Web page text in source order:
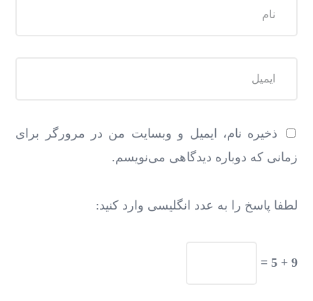
ذخیره نام، ایمیل و وبسایت من در مرورگر برای
زمانی که دوباره دیدگاهی می‌نویسم.
لطفا پاسخ را به عدد انگلیسی وارد کنید:
9 + 5 =